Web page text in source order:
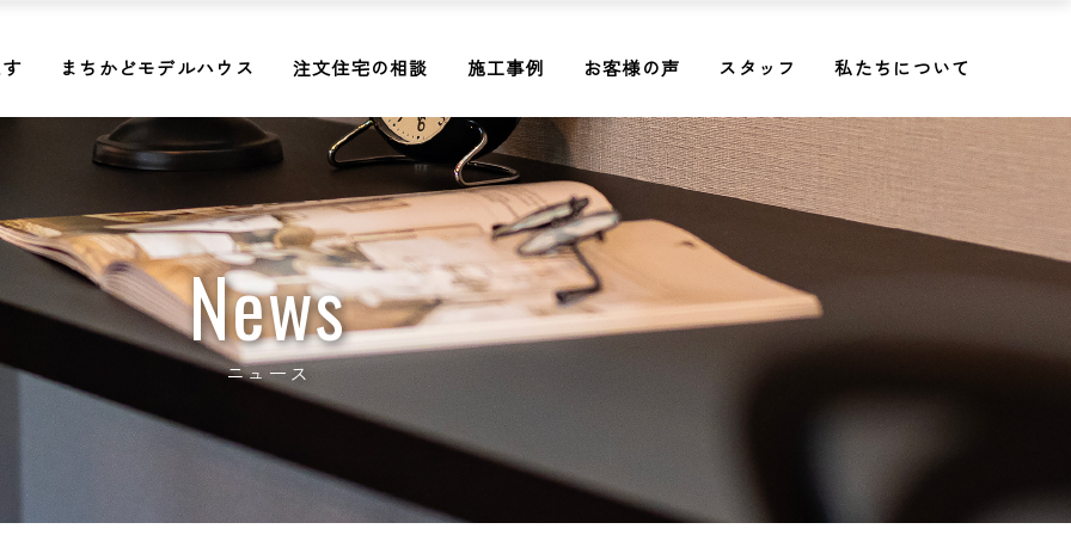
まちかどモデルハウス 注文住宅の相談 施工事例 お客様の声 スタッフ 私たちについて
News
ニュース